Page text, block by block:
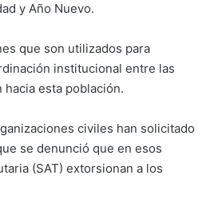
y Año Nuevo.
que son utilizados para
institucional entre las
esta población.
civiles han solicitado
se denunció que en esos
(SAT) extorsionan a los